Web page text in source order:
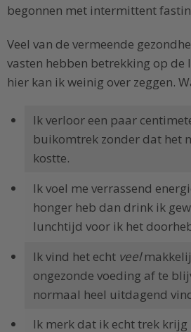
begonnen met intermittent
Veel van de vermeende
vasten hebben betrekking op de
hier kan ik weinig over zeggen.
Ik verloor een paar
buikomtrek zonder dat het
kostte.
Ik voel me verrassend
honger heb dan drink ik
lunchtijd voor ik het
Ik vind het echt veel
ongezonde voeding af te
normaal heel uitdagend
Ik merk dat ik echt trek krijg